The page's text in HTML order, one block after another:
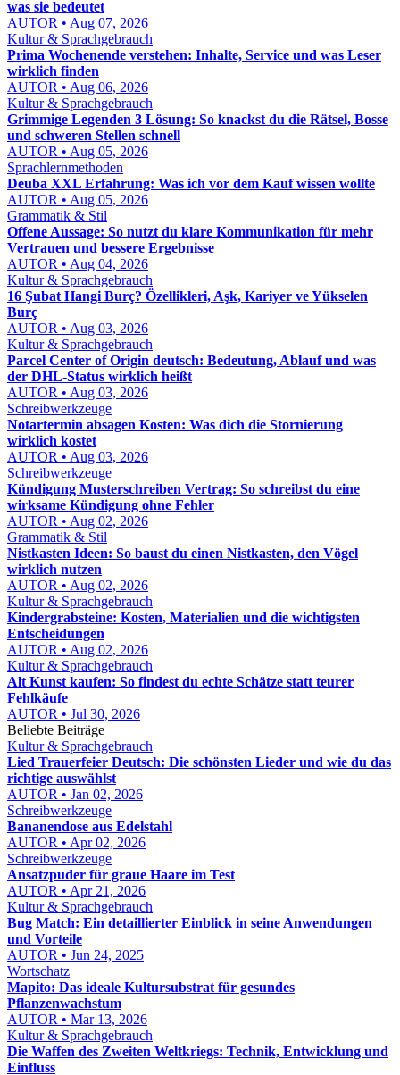
was sie bedeutet
AUTOR • Aug 07, 2026
Kultur & Sprachgebrauch
Prima Wochenende verstehen: Inhalte, Service und was Leser
wirklich finden
AUTOR • Aug 06, 2026
Kultur & Sprachgebrauch
Grimmige Legenden 3 Lösung: So knackst du die Rätsel, Bosse
und schweren Stellen schnell
AUTOR • Aug 05, 2026
Sprachlernmethoden
Deuba XXL Erfahrung: Was ich vor dem Kauf wissen wollte
AUTOR • Aug 05, 2026
Grammatik & Stil
Offene Aussage: So nutzt du klare Kommunikation für mehr
Vertrauen und bessere Ergebnisse
AUTOR • Aug 04, 2026
Kultur & Sprachgebrauch
16 Şubat Hangi Burç? Özellikleri, Aşk, Kariyer ve Yükselen
Burç
AUTOR • Aug 03, 2026
Kultur & Sprachgebrauch
Parcel Center of Origin deutsch: Bedeutung, Ablauf und was
der DHL-Status wirklich heißt
AUTOR • Aug 03, 2026
Schreibwerkzeuge
Notartermin absagen Kosten: Was dich die Stornierung
wirklich kostet
AUTOR • Aug 03, 2026
Schreibwerkzeuge
Kündigung Musterschreiben Vertrag: So schreibst du eine
wirksame Kündigung ohne Fehler
AUTOR • Aug 02, 2026
Grammatik & Stil
Nistkasten Ideen: So baust du einen Nistkasten, den Vögel
wirklich nutzen
AUTOR • Aug 02, 2026
Kultur & Sprachgebrauch
Kindergrabsteine: Kosten, Materialien und die wichtigsten
Entscheidungen
AUTOR • Aug 02, 2026
Kultur & Sprachgebrauch
Alt Kunst kaufen: So findest du echte Schätze statt teurer
Fehlkäufe
AUTOR • Jul 30, 2026
Beliebte Beiträge
Kultur & Sprachgebrauch
Lied Trauerfeier Deutsch: Die schönsten Lieder und wie du das
richtige auswählst
AUTOR • Jan 02, 2026
Schreibwerkzeuge
Bananendose aus Edelstahl
AUTOR • Apr 02, 2026
Schreibwerkzeuge
Ansatzpuder für graue Haare im Test
AUTOR • Apr 21, 2026
Kultur & Sprachgebrauch
Bug Match: Ein detaillierter Einblick in seine Anwendungen
und Vorteile
AUTOR • Jun 24, 2025
Wortschatz
Mapito: Das ideale Kultursubstrat für gesundes
Pflanzenwachstum
AUTOR • Mar 13, 2026
Kultur & Sprachgebrauch
Die Waffen des Zweiten Weltkriegs: Technik, Entwicklung und
Einfluss